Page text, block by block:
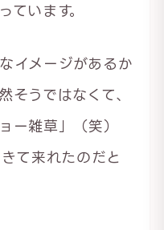
ています。
イメージがあるか
そうではなくて、
ー雑草」（笑）
て来れたのだと